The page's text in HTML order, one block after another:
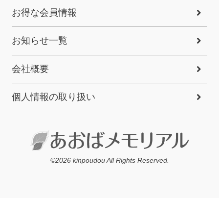
お得な会員情報
お知らせ一覧
会社概要
個人情報の取り扱い
©2026 kinpoudou All Rights Reserved.